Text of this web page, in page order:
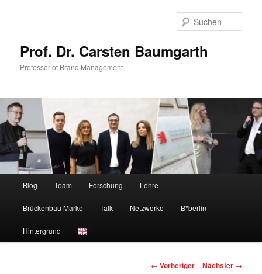
Prof. Dr. Carsten Baumgarth
Professor of Brand Management
Blog Team Forschung Lehre
Brückenbau Marke Talk Netzwerke B*berlin
Hintergrund
Beitragsnavigation
← Vorheriger Nächster →